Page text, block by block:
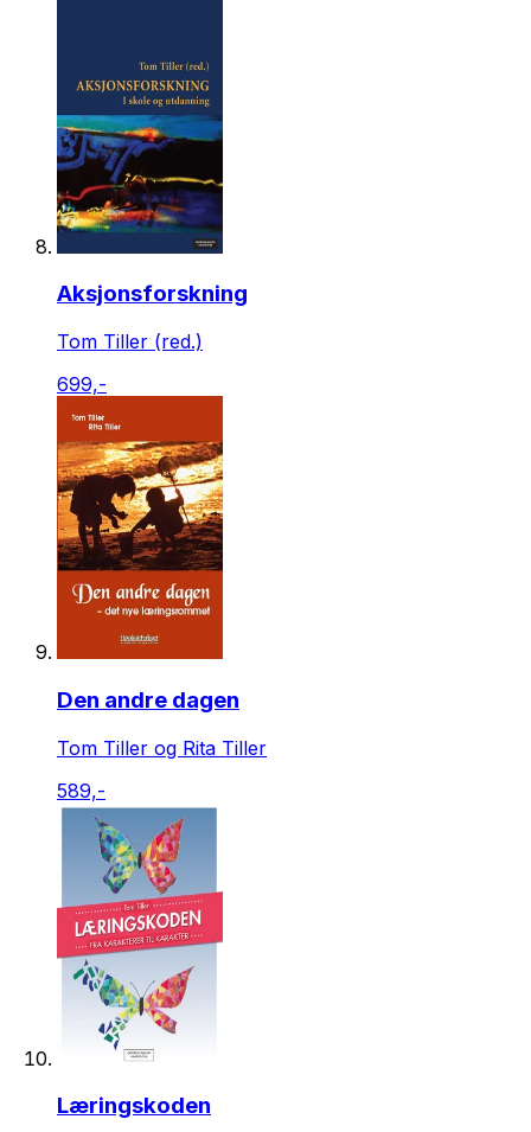
Aksjonsforskning
Tom Tiller (red.)
699,-
Den andre dagen
Tom Tiller og Rita Tiller
589,-
Læringskoden